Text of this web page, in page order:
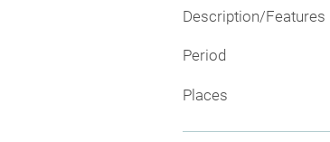
Description/Features
Period
Places